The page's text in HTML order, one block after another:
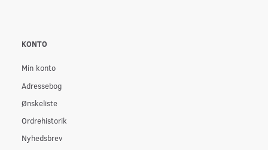
KONTO
Min konto
Adressebog
Ønskeliste
Ordrehistorik
Nyhedsbrev